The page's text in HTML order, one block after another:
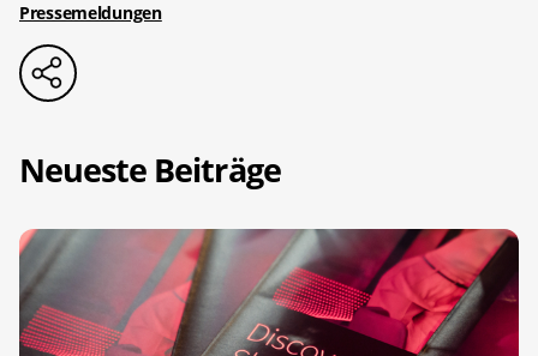
Pressemeldungen
Neueste Beiträge